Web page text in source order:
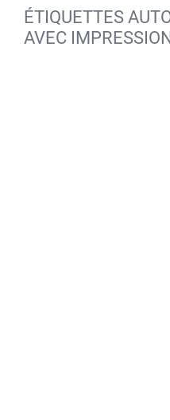
ÉTIQUETTES
AVEC